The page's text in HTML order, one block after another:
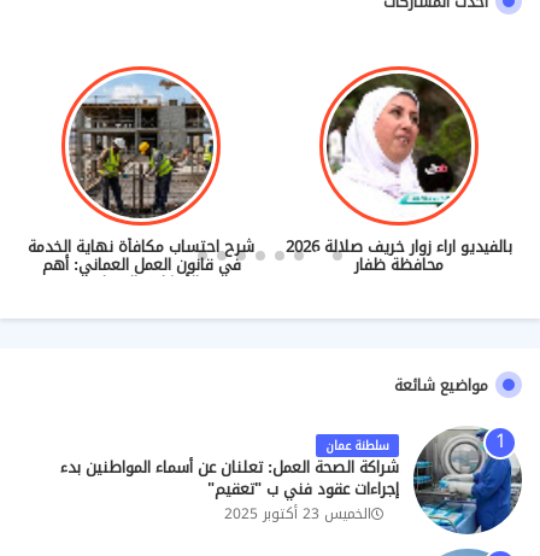
بالفيديو اراء زوار خريف صلالة 2026
محافظة ظفار
شرح احتساب مكافأة نهاية الخدمة
في قانون العمل العماني: أهم
الأحكام والضوابط
مواضيع شائعة
سلطنة عمان
شراكة الصحة العمل: تعلنان عن أسماء المواطنين بدء
إجراءات عقود فني ب "تعقيم"
الخميس 23 أكتوبر 2025